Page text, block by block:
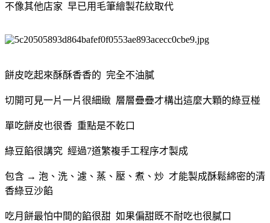
不像其他店家 早已用毛筆繪製花紋取代
餅皮吃起來酥酥香香的 完全不油膩
切開可見一片一片很細緻 層層疊疊才構出這麼大顆的綠豆椪
單吃餅皮也很香 重點是不乾口
綠豆餡很講究 經過7道繁複手工程序才製成
包含 → 泡、洗、濾、蒸、壓、煮、炒 才能製成酥鬆綿密的清
香綠豆沙餡
吃月餅最怕中間的餡很甜 如果偏甜既不耐吃也很膩口